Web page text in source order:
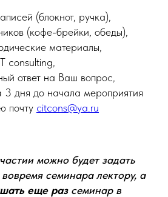
(блокнот, ручка),
(кофе-брейки, обеды),
материалы,
consulting,
ответ на Ваш вопрос,
3 дня до начала мероприятия
почту citcons@ya.ru
можно будет задать
семинара лектору, а
еще разсеминар в